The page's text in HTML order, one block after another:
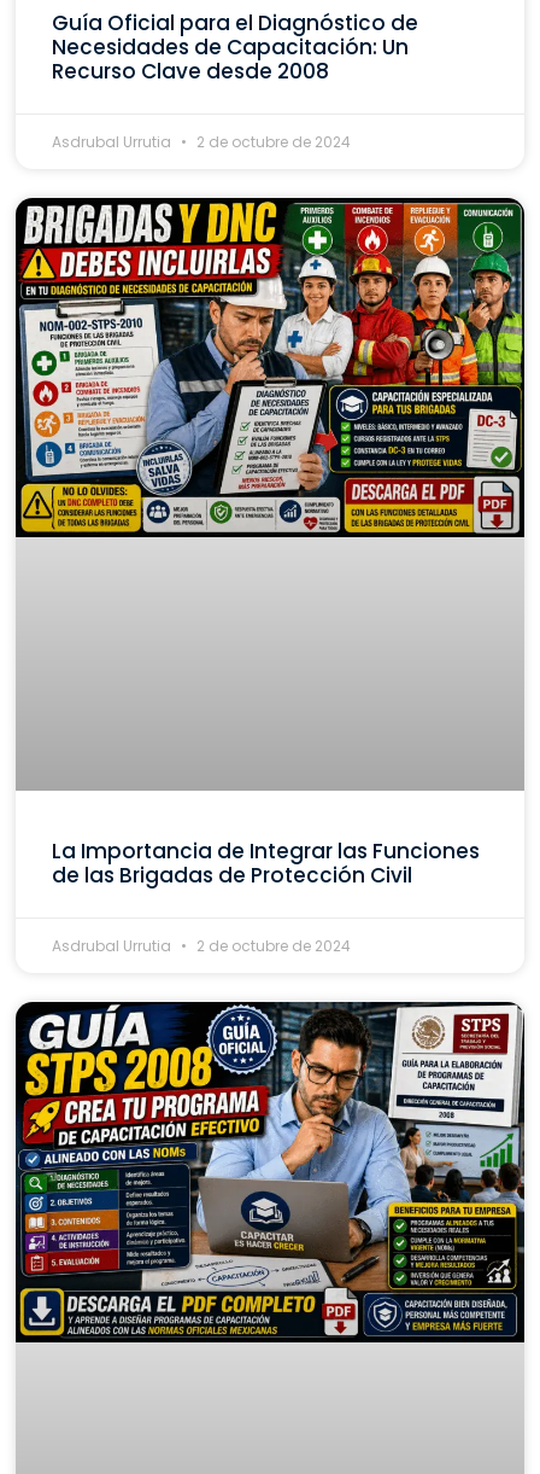
Guía Oficial para el Diagnóstico de
Necesidades de Capacitación: Un
Recurso Clave desde 2008
Asdrubal Urrutia 2 de octubre de 2024
La Importancia de Integrar las Funciones
de las Brigadas de Protección Civil
Asdrubal Urrutia 2 de octubre de 2024